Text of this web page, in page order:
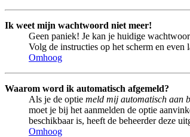
Ik weet mijn wachtwoord niet meer!
Geen paniek! Je kan je huidige
Volg de instructies op het scherm en even
Omhoog
Waarom word ik automatisch afgemeld?
Als je de optie meld mij automatisch aan
moet je bij het aanmelden de optie
beschikbaar is, heeft de beheerder deze
Omhoog